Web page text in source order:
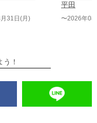
31日(月)
平田
〜2026年08
！